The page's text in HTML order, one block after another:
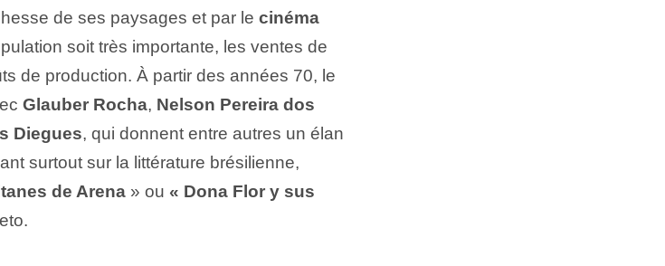
de ses paysages et par le cinéma
soit très importante, les ventes de
de production. À partir des années 70, le
Glauber Rocha, Nelson Pereira dos
Diegues, qui donnent entre autres un élan
surtout sur la littérature brésilienne,
de Arena » ou « Dona Flor y sus
.